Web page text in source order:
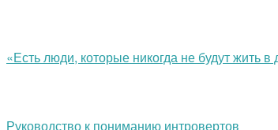
«Есть люди, которые никогда не будут жить в
Руководство к пониманию интровертов